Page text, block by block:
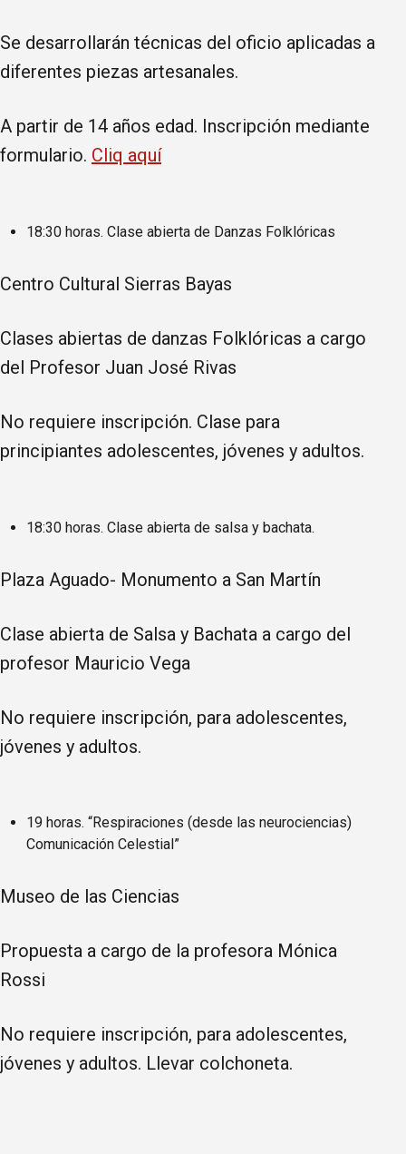
Se desarrollarán técnicas del oficio aplicadas a
diferentes piezas artesanales.
A partir de 14 años edad. Inscripción mediante
formulario. Cliq aquí
18:30 horas. Clase abierta de Danzas Folklóricas
Centro Cultural Sierras Bayas
Clases abiertas de danzas Folklóricas a cargo
del Profesor Juan José Rivas
No requiere inscripción. Clase para
principiantes adolescentes, jóvenes y adultos.
18:30 horas. Clase abierta de salsa y bachata.
Plaza Aguado- Monumento a San Martín
Clase abierta de Salsa y Bachata a cargo del
profesor Mauricio Vega
No requiere inscripción, para adolescentes,
jóvenes y adultos.
19 horas. “Respiraciones (desde las neurociencias)
Comunicación Celestial”
Museo de las Ciencias
Propuesta a cargo de la profesora Mónica
Rossi
No requiere inscripción, para adolescentes,
jóvenes y adultos. Llevar colchoneta.